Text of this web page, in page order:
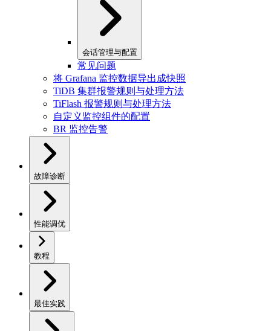
会话管理与配置
常见问题
将 Grafana 监控数据导出成快照
TiDB 集群报警规则与处理方法
TiFlash 报警规则与处理方法
自定义监控组件的配置
BR 监控告警
故障诊断
性能调优
教程
最佳实践